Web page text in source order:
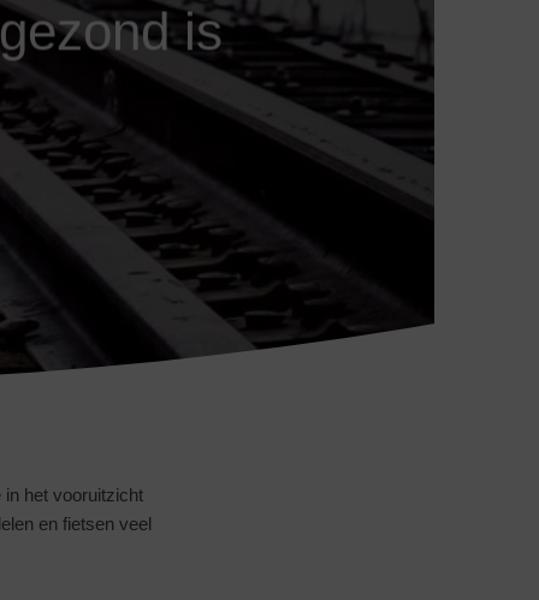
is
het vooruitzicht
en fietsen veel